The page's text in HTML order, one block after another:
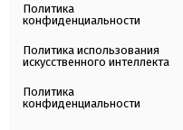
Политика
конфиденциальности
Политика использования
искусственного интеллекта
Политика
конфиденциальности